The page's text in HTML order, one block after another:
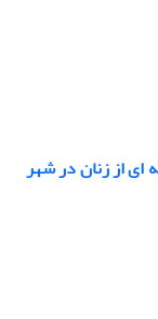
ای از زنان در شهر